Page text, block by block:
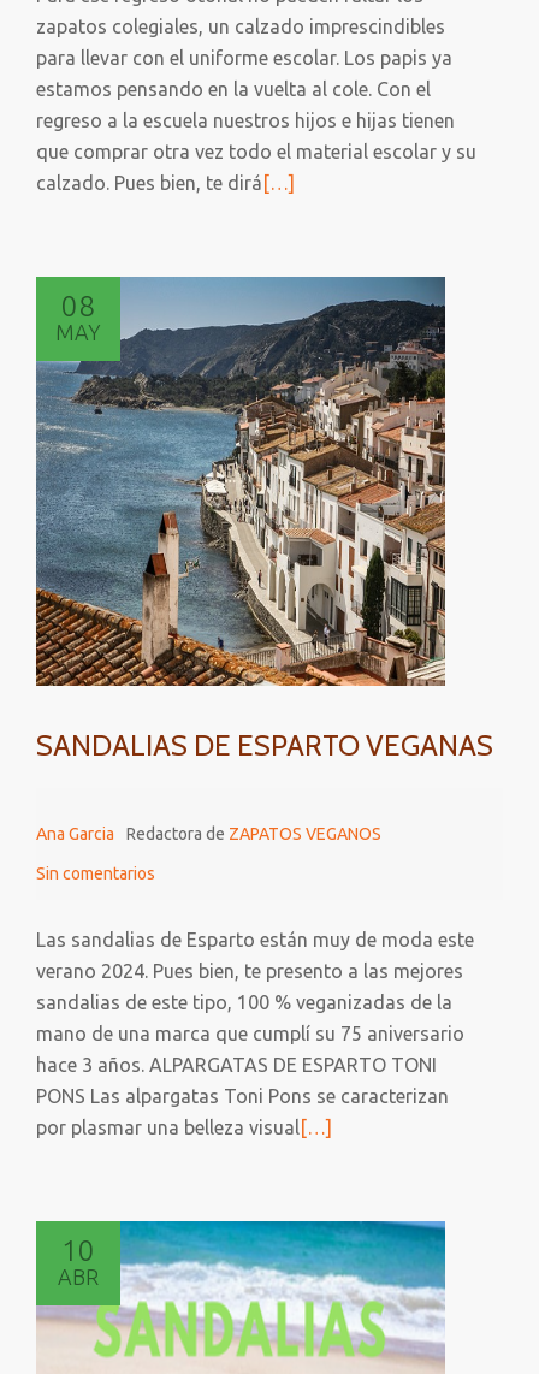
zapatos colegiales, un calzado imprescindibles
para llevar con el uniforme escolar. Los papis ya
estamos pensando en la vuelta al cole. Con el
regreso a la escuela nuestros hijos e hijas tienen
que comprar otra vez todo el material escolar y su
calzado. Pues bien, te diráLeer
POR
ZAPATOS
COLEGIALES
VEGANOS
[…]
08
MAY
SANDALIAS DE ESPARTO VEGANAS
Ana Garcia Redactora de ZAPATOS VEGANOS
Sin comentarios
Las sandalias de Esparto están muy de moda este
verano 2024. Pues bien, te presento a las mejores
sandalias de este tipo, 100 % veganizadas de la
mano de una marca que cumplí su 75 aniversario
hace 3 años. ALPARGATAS DE ESPARTO TONI
PONS Las alpargatas Toni Pons se caracterizan
por plasmar una belleza visualLeer
SANDALIAS
DE
ESPARTO
VEGANAS
[…]
10
ABR